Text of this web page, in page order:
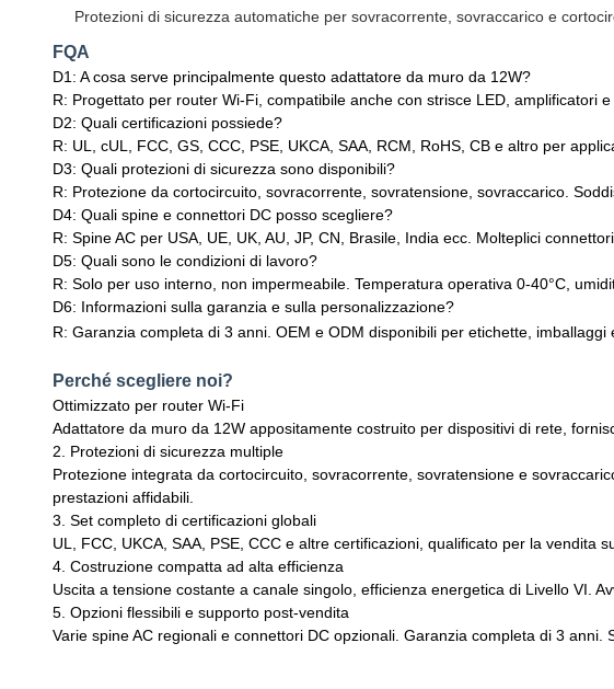
Protezioni di sicurezza automatiche per sovracorrente, sovraccarico e
FQA
D1: A cosa serve principalmente questo adattatore da muro da 12W?
R: Progettato per router Wi-Fi, compatibile anche con strisce LED, amplificatori
D2: Quali certificazioni possiede?
R: UL, cUL, FCC, GS, CCC, PSE, UKCA, SAA, RCM, RoHS, CB e altro per
D3: Quali protezioni di sicurezza sono disponibili?
R: Protezione da cortocircuito, sovracorrente, sovratensione, sovraccarico.
D4: Quali spine e connettori DC posso scegliere?
R: Spine AC per USA, UE, UK, AU, JP, CN, Brasile, India ecc. Molteplici
D5: Quali sono le condizioni di lavoro?
R: Solo per uso interno, non impermeabile. Temperatura operativa 0-40°C,
D6: Informazioni sulla garanzia e sulla personalizzazione?
R: Garanzia completa di 3 anni. OEM e ODM disponibili per etichette, imballaggi
Perché scegliere noi?
Ottimizzato per router Wi-Fi
Adattatore da muro da 12W appositamente costruito per dispositivi di rete,
2. Protezioni di sicurezza multiple
Protezione integrata da cortocircuito, sovracorrente, sovratensione e
prestazioni affidabili.
3. Set completo di certificazioni globali
UL, FCC, UKCA, SAA, PSE, CCC e altre certificazioni, qualificato per la vendita
4. Costruzione compatta ad alta efficienza
Uscita a tensione costante a canale singolo, efficienza energetica di Livello VI.
5. Opzioni flessibili e supporto post-vendita
Varie spine AC regionali e connettori DC opzionali. Garanzia completa di 3